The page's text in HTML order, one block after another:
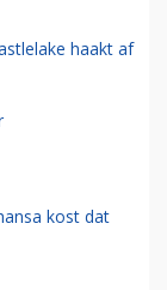
haakt af
kost dat